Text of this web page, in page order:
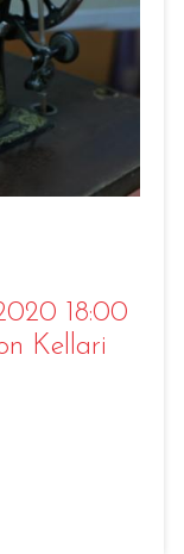
18:00
Kellari